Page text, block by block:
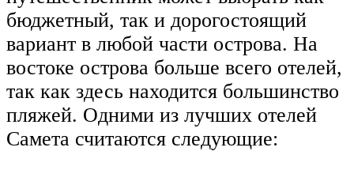
бюджетный, так и дорогостоящий
вариант в любой части острова. На
востоке острова больше всего отелей,
так как здесь находится большинство
пляжей. Одними из лучших отелей
Самета считаются следующие: